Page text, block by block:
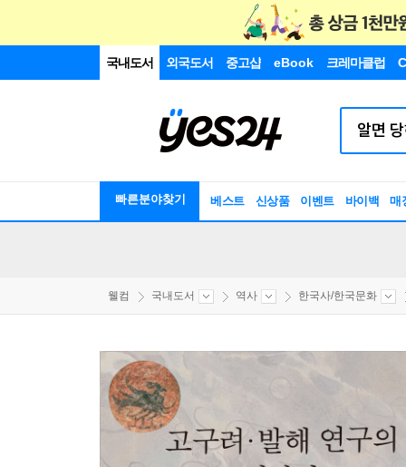
국내도서 외국도서 중고샵 eBook 크레마클럽
빠른분야찾기 베스트 신상품 이벤트 바이백 매
웰컴 국내도서 역사 한국사/한국문화